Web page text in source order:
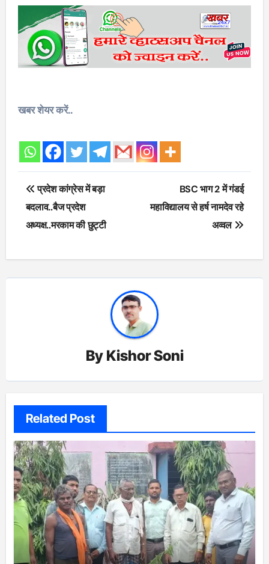
खबर शेयर करें..
Post
navigation
प्रदेश कांग्रेस में बड़ा
बदलाव..बैज प्रदेश
अध्यक्ष..मरकाम की छुट्टी
BSC भाग 2 में गंडई
महाविद्यालय से हर्ष नामदेव रहे
अव्वल
By Kishor Soni
Related Post